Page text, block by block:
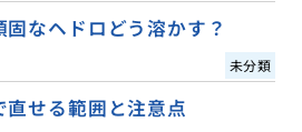
なヘドロどう溶かす？
未分類
せる範囲と注意点